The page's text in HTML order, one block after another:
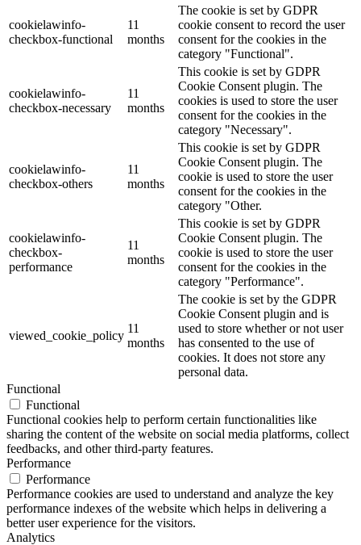
cookielawinfo-
checkbox-functional
11
months
The cookie is set by GDPR
cookie consent to record the user
consent for the cookies in the
category "Functional".
cookielawinfo-
checkbox-necessary
11
months
This cookie is set by GDPR
Cookie Consent plugin. The
cookies is used to store the user
consent for the cookies in the
category "Necessary".
cookielawinfo-
checkbox-others
11
months
This cookie is set by GDPR
Cookie Consent plugin. The
cookie is used to store the user
consent for the cookies in the
category "Other.
cookielawinfo-
checkbox-
performance
11
months
This cookie is set by GDPR
Cookie Consent plugin. The
cookie is used to store the user
consent for the cookies in the
category "Performance".
viewed_cookie_policy
11
months
The cookie is set by the GDPR
Cookie Consent plugin and is
used to store whether or not user
has consented to the use of
cookies. It does not store any
personal data.
Functional
Functional
Functional cookies help to perform certain functionalities like
sharing the content of the website on social media platforms, collect
feedbacks, and other third-party features.
Performance
Performance
Performance cookies are used to understand and analyze the key
performance indexes of the website which helps in delivering a
better user experience for the visitors.
Analytics